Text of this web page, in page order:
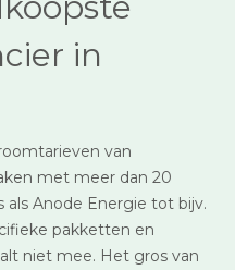
in
van
met meer dan 20
als Anode Energie tot bijv.
pakketten en
niet mee. Het gros van